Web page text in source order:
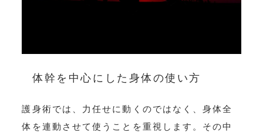
体幹を中心にした身体の使い方
護身術では、力任せに動くのではなく、身体全
体を連動させて使うことを重視します。その中